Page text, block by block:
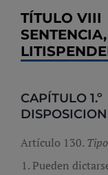
TÍTULO VIII
CAPÍTULO 1.º
Artículo 130.
Pueden